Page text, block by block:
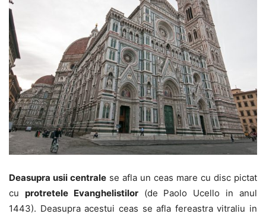
Deasupra usii centrale se afla un ceas mare cu disc pictat
cu protretele Evanghelistilor(de Paolo Ucello in anul
1443). Deasupra acestui ceas se afla fereastra vitraliu in